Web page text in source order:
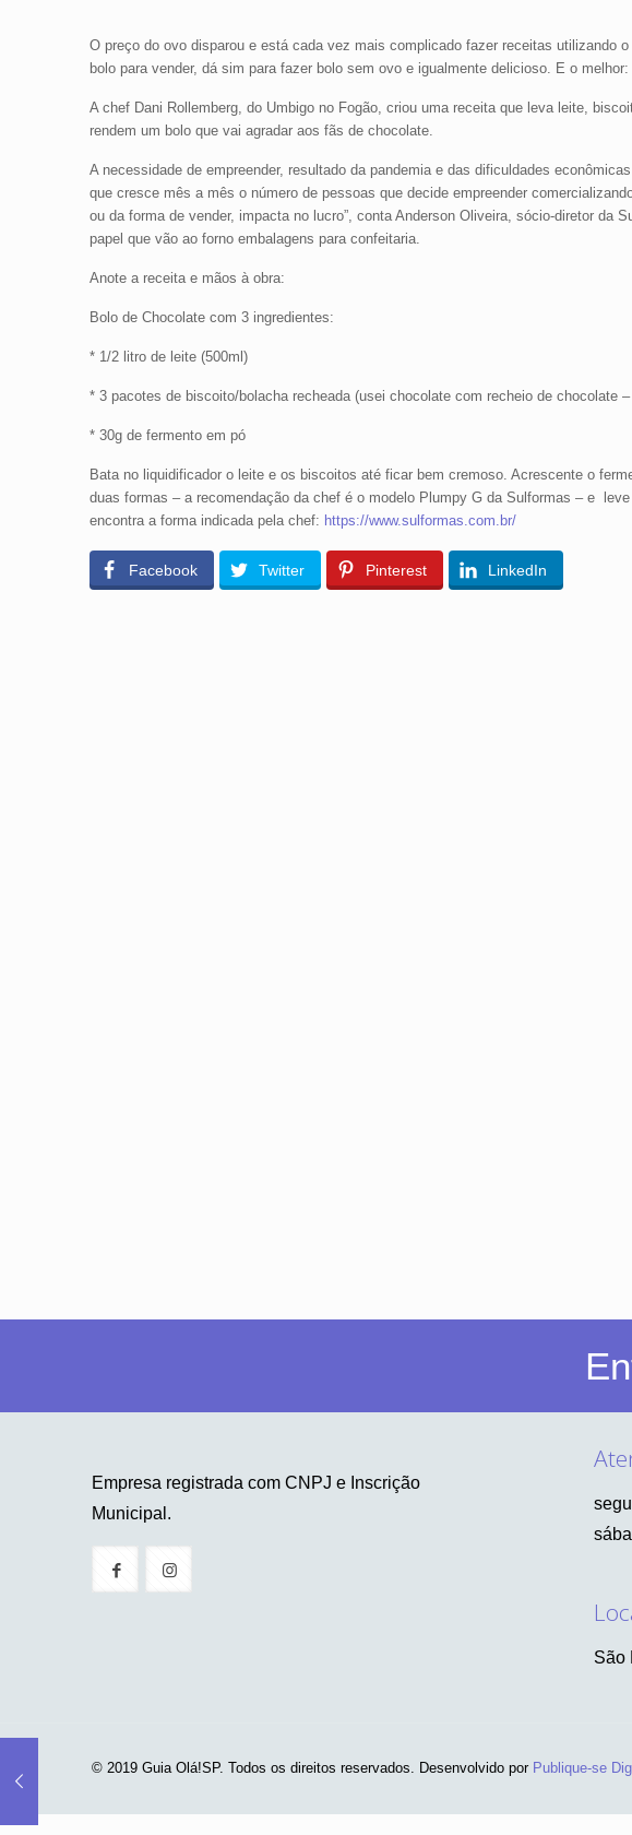
O preço do ovo disparou e está cada vez mais complicado fazer receitas utilizando
bolo para vender, dá sim para fazer bolo sem ovo e igualmente delicioso. E o
A chef Dani Rollemberg, do Umbigo no Fogão, criou uma receita que leva leite,
rendem um bolo que vai agradar aos fãs de chocolate.
A necessidade de empreender, resultado da pandemia e das dificuldades
que cresce mês a mês o número de pessoas que decide empreender
ou da forma de vender, impacta no lucro”, conta Anderson Oliveira, sócio-diretor da
papel que vão ao forno embalagens para confeitaria.
Anote a receita e mãos à obra:
Bolo de Chocolate com 3 ingredientes:
* 1/2 litro de leite (500ml)
* 3 pacotes de biscoito/bolacha recheada (usei chocolate com recheio de chocolate –
* 30g de fermento em pó
Bata no liquidificador o leite e os biscoitos até ficar bem cremoso. Acrescente o
duas formas – a recomendação da chef é o modelo Plumpy G da Sulformas – e
encontra a forma indicada pela chef: https://www.sulformas.com.br/
Facebook Twitter Pinterest LinkedIn
Empresa registrada com CNPJ e Inscrição
Municipal.
São
© 2019 Guia Olá!SP. Todos os direitos reservados. Desenvolvido por Publique-se